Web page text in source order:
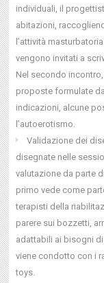
individuali, il
abitazioni,
l’attività
vengono invitati a
Nel secondo
proposte formulate
indicazioni, alcune
l’autoerotismo.
Validazione dei
disegnate nelle
valutazione da parte
primo vede come
terapisti della
parere sui bozzetti,
adattabili ai bisogni
viene condotto con i
toys.